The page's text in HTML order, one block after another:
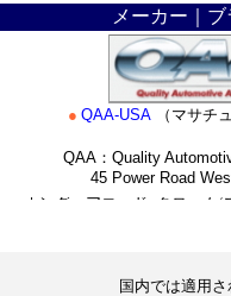
メーカー｜ブ
● QAA-USA （マサチ
QAA：Quality
45 Power Road
国内では適用
クロームパーツ■ニッサン：ム
・テラノ_クローム/ステンレ
/ステンレス_パーツ・フーガ_
Ｍ３５_クローム/ステンレス_
■ホンダ：アコード_クローム